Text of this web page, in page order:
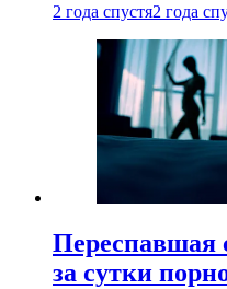
2 года спустя2 года
Переспавшая
за сутки